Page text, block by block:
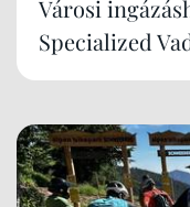
Városi
Specialized